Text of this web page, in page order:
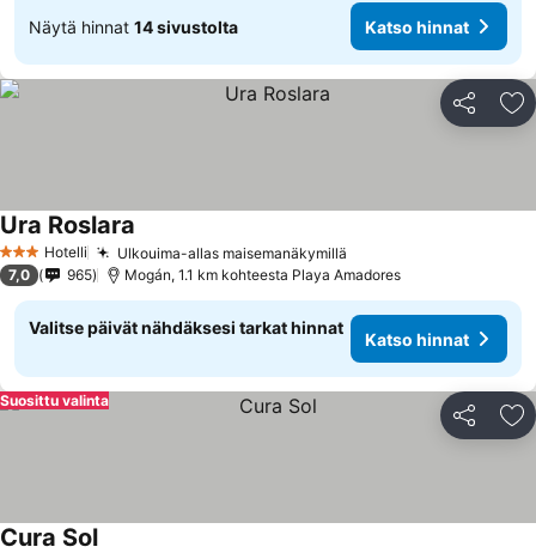
Näytä hinnat 14 sivustolta Katso hinnat
Jaa
3 Tähtiluokitus
Hotelli Ulkouima-allas maisemanäkymillä
Ura Roslara
7,0 965 Mogán, 1.1 km kohteesta Playa Amadores
Valitse päivät nähdäksesi tarkat hinnat
Katso hinnat
Jaa
Suosittu valinta
Cura Sol